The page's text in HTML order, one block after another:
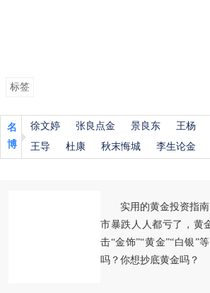
标签
名
博
徐文婷 张良点金 景良东 王杨
王导
杜康 秋末悔城 李生论金
实用的黄金投资指
市暴跌人人都亏了，黄
击“金饰”“黄金”“白银”
吗？你想抄底黄金吗？